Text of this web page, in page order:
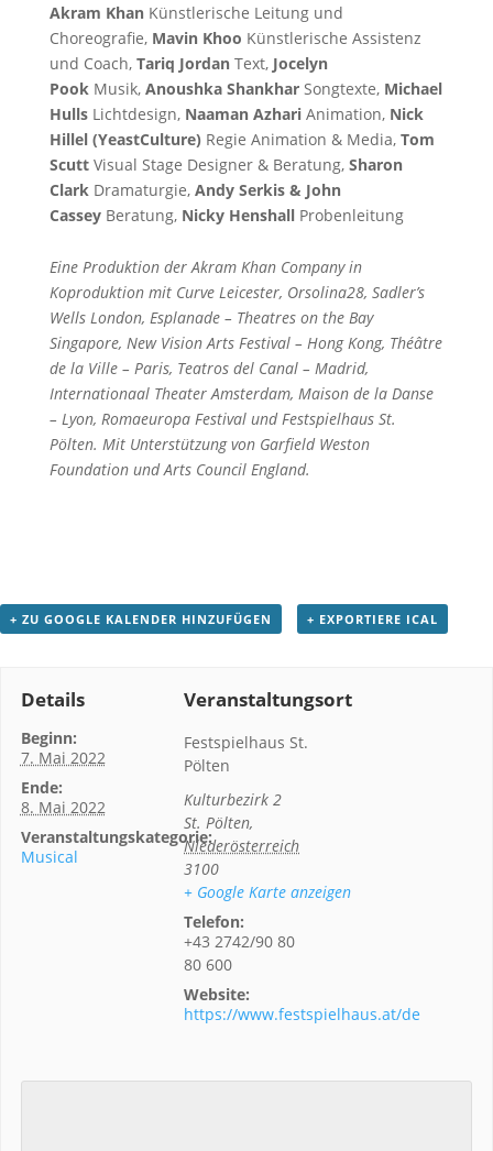
Akram Khan Künstlerische Leitung und
Choreografie, Mavin Khoo Künstlerische Assistenz
und Coach, Tariq Jordan Text, Jocelyn
Pook Musik, Anoushka Shankhar Songtexte, Michael
Hulls Lichtdesign, Naaman Azhari Animation, Nick
Hillel (YeastCulture) Regie Animation & Media, Tom
ScuttVisual Stage Designer & Beratung, Sharon
Clark Dramaturgie, Andy Serkis & John
CasseyBeratung, Nicky Henshall Probenleitung
Eine Produktion der Akram Khan Company in
Koproduktion mit Curve Leicester, Orsolina28, Sadler’s
Wells London, Esplanade – Theatres on the Bay
Singapore, New Vision Arts Festival – Hong Kong, Théâtre
de la Ville – Paris, Teatros del Canal – Madrid,
Internationaal Theater Amsterdam, Maison de la Danse
– Lyon, Romaeuropa Festival und Festspielhaus St.
Pölten. Mit Unterstützung von Garfield Weston
Foundation und Arts Council England.
+ ZU GOOGLE KALENDER HINZUFÜGEN + EXPORTIERE ICAL
Details
Beginn:
7. Mai 2022
Ende:
8. Mai 2022
Veranstaltungskategorie:
Musical
Veranstaltungsort
Festspielhaus St.
Pölten
Kulturbezirk 2
St. Pölten,
Niederösterreich
3100
+ Google Karte anzeigen
Telefon:
+43 2742/90 80
80 600
Website:
https://www.festspielhaus.at/de